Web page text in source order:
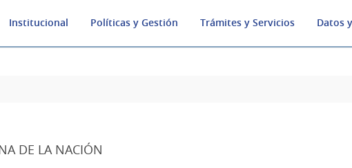
Institucional Políticas y Gestión Trámites y Servicios Datos
DE LA NACIÓN